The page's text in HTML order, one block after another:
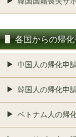
各国からの帰
中国人の帰化申
韓国人の帰化申
ベトナム人の帰